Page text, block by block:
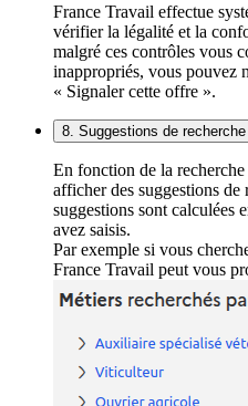
France Travail effectue
vérifier la légalité et la
malgré ces contrôles vous
inappropriés, vous pouvez
« Signaler cette offre ».
8. Suggestions de recherche
En fonction de la
afficher des suggestions de
suggestions sont calculées
avez saisis.
Par exemple si vous
France Travail peut vous